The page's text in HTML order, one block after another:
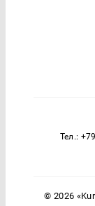
Тел.:
© 2026